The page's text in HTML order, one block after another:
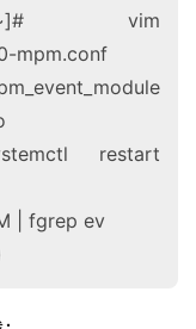
~]# vim
mpm.conf
restart
| fgrep ev